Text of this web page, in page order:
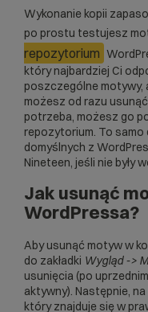
Wykonanie kopii
po prostu testujesz
repozytorium
który najbardziej Ci
poszczególne motywy,
możesz od razu
potrzeba, możesz go
repozytorium. To
domyślnych z
Nineteen, jeśli nie były
Jak usunąć
WordPressa?
Aby usunąć motyw w
do zakładki Wygląd ->
usunięcia (po
aktywny). Następnie,
który znajduje się w